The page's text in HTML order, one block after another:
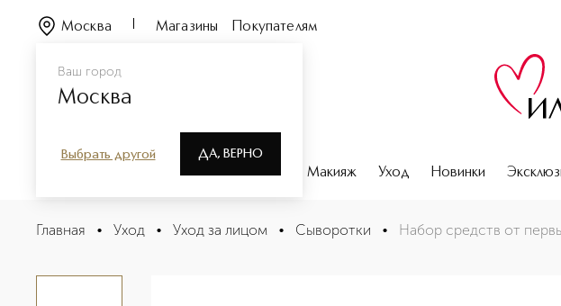
Ваш город
Москва
Выбрать другой ДА, ВЕРНО
Москва Магазины Покупателям
Парфюмерия Макияж Уход Новинки
Набор средств от первых морщин и масло-блеск для губ
Главная • Уход • Уход за лицом • Сыворотки • Набор средств от